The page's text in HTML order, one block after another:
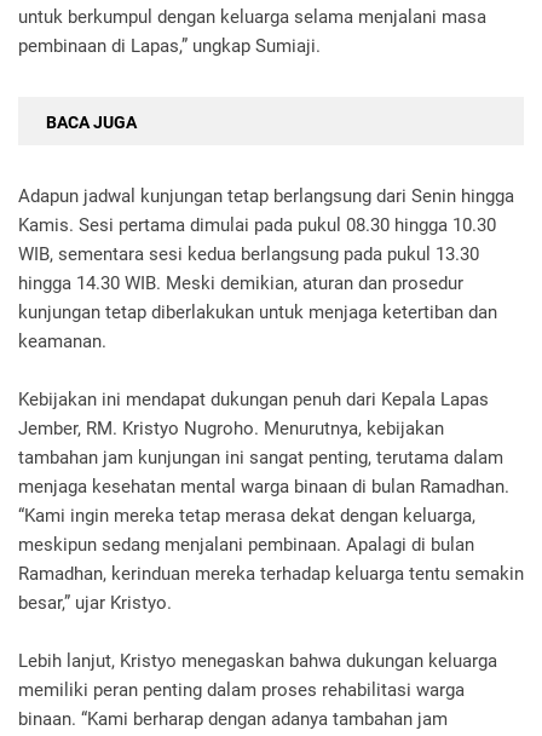
untuk berkumpul dengan keluarga selama menjalani masa
pembinaan di Lapas,” ungkap Sumiaji.
BACA JUGA
Adapun jadwal kunjungan tetap berlangsung dari Senin hingga
Kamis. Sesi pertama dimulai pada pukul 08.30 hingga 10.30
WIB, sementara sesi kedua berlangsung pada pukul 13.30
hingga 14.30 WIB. Meski demikian, aturan dan prosedur
kunjungan tetap diberlakukan untuk menjaga ketertiban dan
keamanan.
Kebijakan ini mendapat dukungan penuh dari Kepala Lapas
Jember, RM. Kristyo Nugroho. Menurutnya, kebijakan
tambahan jam kunjungan ini sangat penting, terutama dalam
menjaga kesehatan mental warga binaan di bulan Ramadhan.
“Kami ingin mereka tetap merasa dekat dengan keluarga,
meskipun sedang menjalani pembinaan. Apalagi di bulan
Ramadhan, kerinduan mereka terhadap keluarga tentu semakin
besar,” ujar Kristyo.
Lebih lanjut, Kristyo menegaskan bahwa dukungan keluarga
memiliki peran penting dalam proses rehabilitasi warga
binaan. “Kami berharap dengan adanya tambahan jam